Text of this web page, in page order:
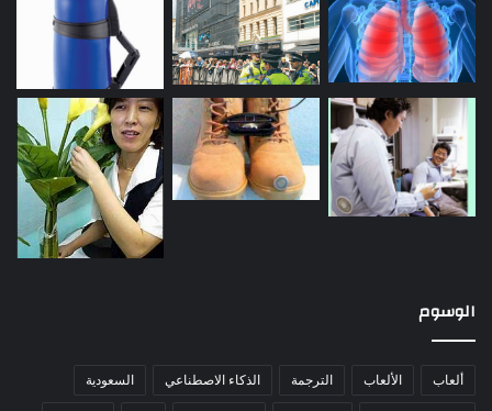
الوسوم
ألعاب الألعاب الترجمة الذكاء الاصطناعي السعودية